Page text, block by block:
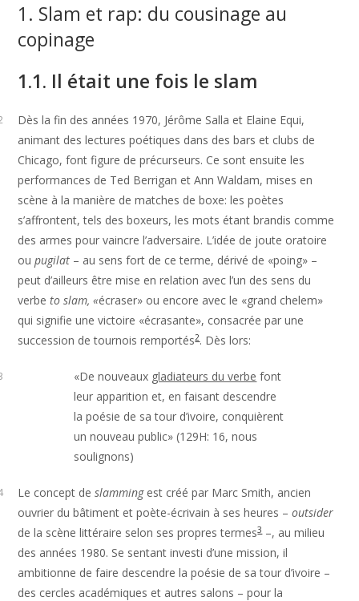
1. Slam et rap: du cousinage au
copinage
1.1. Il était une fois le slam
Dès la fin des années 1970, Jérôme Salla et Elaine Equi,
animant des lectures poétiques dans des bars et clubs de
Chicago, font figure de précurseurs. Ce sont ensuite les
performances de Ted Berrigan et Ann Waldam, mises en
scène à la manière de matches de boxe: les poètes
s’affrontent, tels des boxeurs, les mots étant brandis comme
des armes pour vaincre l’adversaire. L’idée de joute oratoire
oupugilat – au sens fort de ce terme, dérivé de «poing» –
peut d’ailleurs être mise en relation avec l’un des sens du
verbeto slam, «écraser» ou encore avec le «grand chelem»
qui signifie une victoire «écrasante», consacrée par une
succession de tournois remportés2. Dès lors:
«De nouveaux gladiateurs du verbe font
leur apparition et, en faisant descendre
la poésie de sa tour d’ivoire, conquièrent
un nouveau public» (129H: 16, nous
soulignons)
Le concept deslammingest créé par Marc Smith, ancien
ouvrier du bâtiment et poète-écrivain à ses heures –outsider
de la scène littéraire selon ses propres termes3–, au milieu
des années 1980. Se sentant investi d’une mission, il
ambitionne de faire descendre la poésie de sa tour d’ivoire –
des cercles académiques et autres salons – pour la